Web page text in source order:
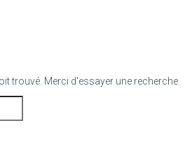
trouvé. Merci d'essayer une recherche.